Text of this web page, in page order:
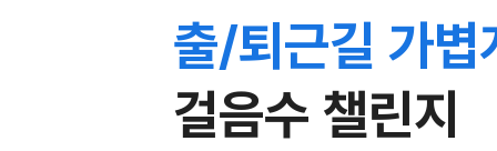
출/퇴근길 가볍
걸음수 챌린지